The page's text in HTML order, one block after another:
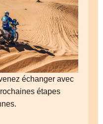
échanger avec
étapes